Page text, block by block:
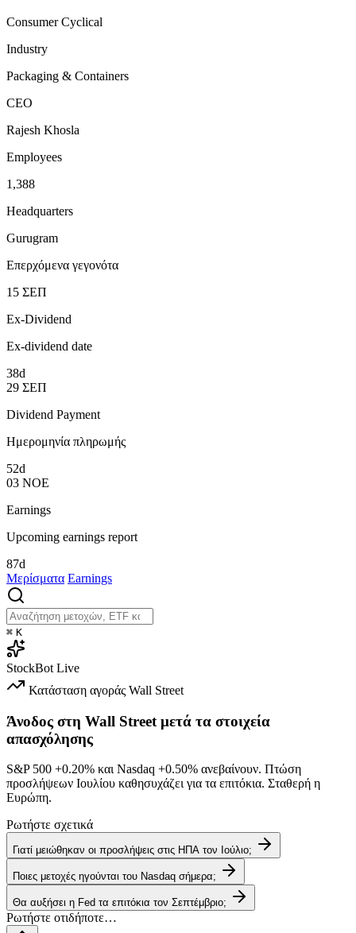
Consumer Cyclical
Industry
Packaging & Containers
CEO
Rajesh Khosla
Employees
1,388
Headquarters
Gurugram
Επερχόμενα γεγονότα
15 ΣΕΠ
Ex-Dividend
Ex-dividend date
38d
29 ΣΕΠ
Dividend Payment
Ημερομηνία πληρωμής
52d
03 ΝΟΕ
Earnings
Upcoming earnings report
87d
Μερίσματα Earnings
⌘ K
StockBot Live
Κατάσταση αγοράς Wall Street
Άνοδος στη Wall Street μετά τα στοιχεία
απασχόλησης
S&P 500 +0.20% και Nasdaq +0.50% ανεβαίνουν. Πτώση
προσλήψεων Ιουλίου καθησυχάζει για τα επιτόκια. Σταθερή η
Ευρώπη.
Ρωτήστε σχετικά
Γιατί μειώθηκαν οι προσλήψεις στις ΗΠΑ τον Ιούλιο;
Ποιες μετοχές ηγούνται του Nasdaq σήμερα;
Θα αυξήσει η Fed τα επιτόκια τον Σεπτέμβριο;